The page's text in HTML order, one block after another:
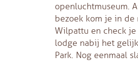
openluchtmuseum.
bezoek kom je in de
Wilpattu en check
lodge nabij het
Park. Nog eenmaal